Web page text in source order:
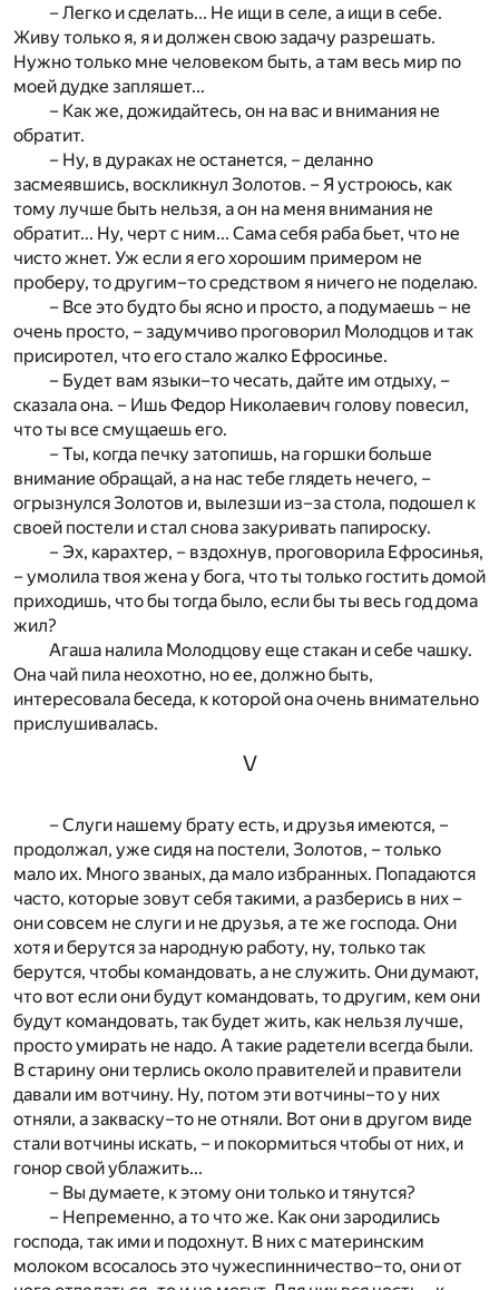
– Легко и сделать... Не ищи в селе, а ищи в себе.
Живу только я, я и должен свою задачу разрешать.
Нужно только мне человеком быть, а там весь мир по
моей дудке запляшет...
– Как же, дожидайтесь, он на вас и внимания не
обратит.
– Ну, в дураках не останется, – деланно
засмеявшись, воскликнул Золотов. – Я устроюсь, как
тому лучше быть нельзя, а он на меня внимания не
обратит... Ну, черт с ним... Сама себя раба бьет, что не
чисто жнет. Уж если я его хорошим примером не
проберу, то другим–то средством я ничего не поделаю.
– Все это будто бы ясно и просто, а подумаешь – не
очень просто, – задумчиво проговорил Молодцов и так
присиротел, что его стало жалко Ефросинье.
– Будет вам языки–то чесать, дайте им отдыху, –
сказала она. – Ишь Федор Николаевич голову повесил,
что ты все смущаешь его.
– Ты, когда печку затопишь, на горшки больше
внимание обращай, а на нас тебе глядеть нечего, –
огрызнулся Золотов и, вылезши из–за стола, подошел к
своей постели и стал снова закуривать папироску.
– Эх, карахтер, – вздохнув, проговорила Ефросинья,
– умолила твоя жена у бога, что ты только гостить домой
приходишь, что бы тогда было, если бы ты весь год дома
жил?
Агаша налила Молодцову еще стакан и себе чашку.
Она чай пила неохотно, но ее, должно быть,
интересовала беседа, к которой она очень внимательно
прислушивалась.
V
– Слуги нашему брату есть, и друзья имеются, –
продолжал, уже сидя на постели, Золотов, – только
мало их. Много званых, да мало избранных. Попадаются
часто, которые зовут себя такими, а разберись в них –
они совсем не слуги и не друзья, а те же господа. Они
хотя и берутся за народную работу, ну, только так
берутся, чтобы командовать, а не служить. Они думают,
что вот если они будут командовать, то другим, кем они
будут командовать, так будет жить, как нельзя лучше,
просто умирать не надо. А такие радетели всегда были.
В старину они терлись около правителей и правители
давали им вотчину. Ну, потом эти вотчины–то у них
отняли, а закваску–то не отняли. Вот они в другом виде
стали вотчины искать, – и покормиться чтобы от них, и
гонор свой ублажить...
– Вы думаете, к этому они только и тянутся?
– Непременно, а то что же. Как они зародились
господа, так ими и подохнут. В них с материнским
молоком всосалось это чужеспинничество–то, они от